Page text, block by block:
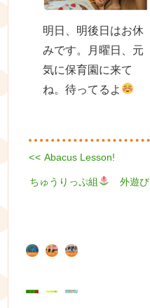
明日、明後日はお休
みです。月曜日、元
気に保育園に来て
ね。待ってるよ
投
稿
ゲ
ー
ョ
Previous
<< Abacus Lesson!
Next
ちゅうりっぷ組 外遊び